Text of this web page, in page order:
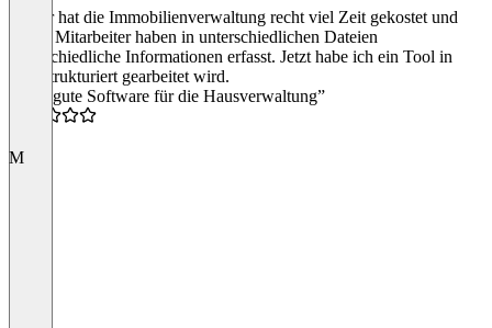
Bisher hat die Immobilienverwaltung recht viel Zeit gekostet und
meine Mitarbeiter haben in unterschiedlichen Dateien
unterschiedliche Informationen erfasst. Jetzt habe ich ein Tool in
dem strukturiert gearbeitet wird.
“Sehr gute Software für die Hausverwaltung”
M